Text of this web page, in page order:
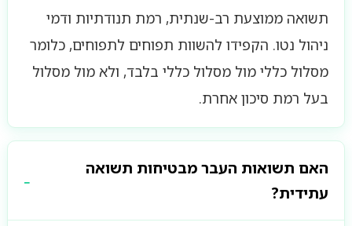
תשואה ממוצעת רב-שנתית, רמת תנודתיות ודמי
ניהול נטו. הקפידו להשוות תפוחים לתפוחים, כלומר
מסלול כללי מול מסלול כללי בלבד, ולא מול מסלול
בעל רמת סיכון אחרת.
האם תשואות העבר מבטיחות תשואה
עתידית?